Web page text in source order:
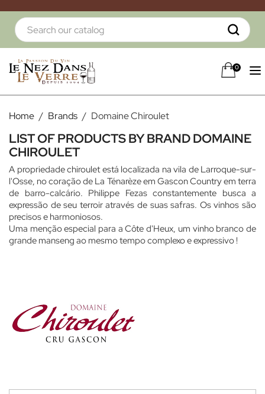
0
Home Brands Domaine Chiroulet
LIST OF PRODUCTS BY BRAND DOMAINE
CHIROULET
A propriedade chiroulet está localizada na vila de Larroque-sur-
l'Osse, no coração de La Ténarèze em Gascon Country em terra
de barro-calcário. Philippe Fezas constantemente busca a
expressão de seu terroir através de suas safras. Os vinhos são
precisos e harmoniosos.
Uma menção especial para a Côte d'Heux, um vinho branco de
grande manseng ao mesmo tempo complexo e expressivo !